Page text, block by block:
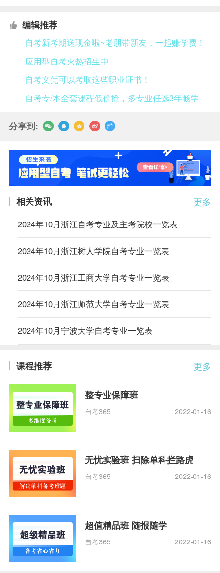
编辑推荐
自考新考期送现金啦~老朋带新友，一起赚学费！
应用型自考火热招生中
自考文凭可以考取这些职业证书！
自考专/本全套课程低价抢，多专业任选3年畅学
分享到:
更多
相关资讯
2024年10月浙江自考专业及主考院校一览表
2024年10月浙江树人学院自考专业一览表
2024年10月浙江工商大学自考专业一览表
2024年10月浙江师范大学自考专业一览表
2024年10月宁波大学自考专业一览表
更多
课程推荐
整专业保障班
自考365 2022-01-16
无忧实验班 扫除单科拦路虎
自考365 2022-01-16
超值精品班 随报随学
自考365 2022-01-16